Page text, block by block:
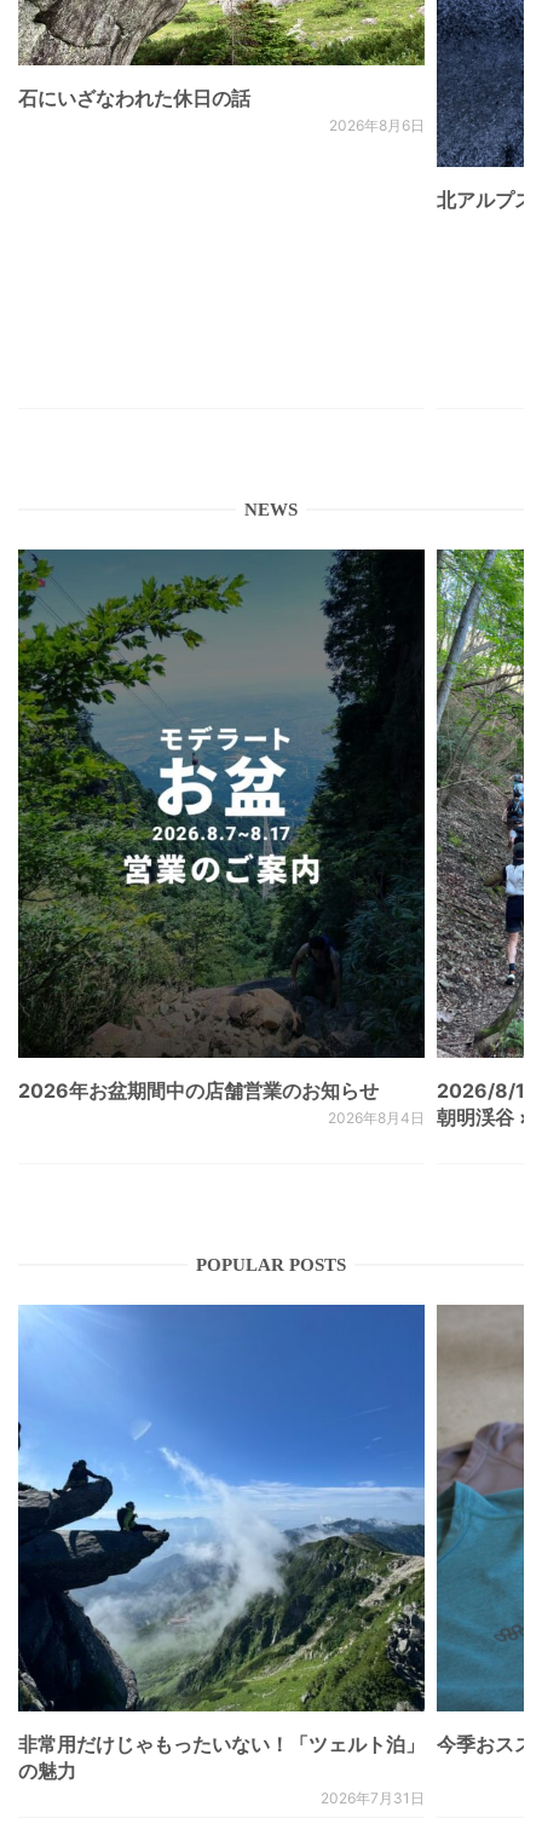
石にいざなわれた休日の話
2026年8月6日
北アルプ
NEWS
2026年お盆期間中の店舗営業のお知らせ
2026年8月4日
2026/8/
朝明渓谷 ×
POPULAR POSTS
非常用だけじゃもったいない！「ツェルト泊」
の魅力
2026年7月31日
今季おスス